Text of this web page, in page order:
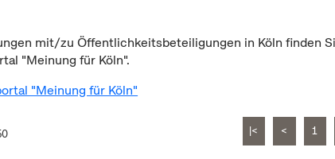
mit/zu Öffentlichkeitsbeteiligungen in Köln finden
"Meinung für Köln".
"Meinung für Köln"
|< < 1